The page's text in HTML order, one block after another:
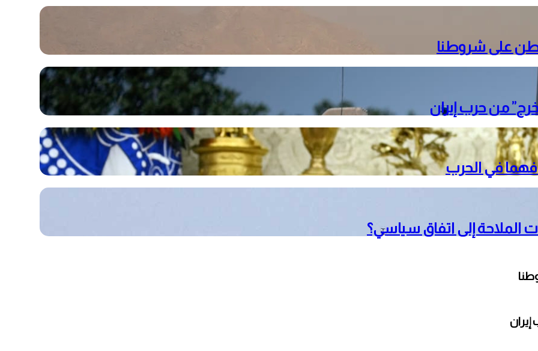
على شروطنا
من حرب إيران
في الحرب
الملاحة إلى اتفاق سياسي؟